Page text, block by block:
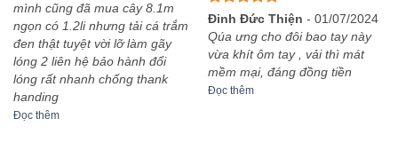
mình cũng đã mua cây 8.1m
ngọn có 1.2li nhưng tải cá trắm
đen thật tuyệt vời lỡ làm gãy
lóng 2 liên hệ bảo hành đổi
lóng rất nhanh chống thank
handing
Đọc thêm
Được xếp
hạng
sao
Đinh Đức Thiện - 01/07/2024
Qúa ưng cho đôi bao tay này
vừa khít ôm tay , vải thì mát
mềm mại, đáng đồng tiền
Đọc thêm